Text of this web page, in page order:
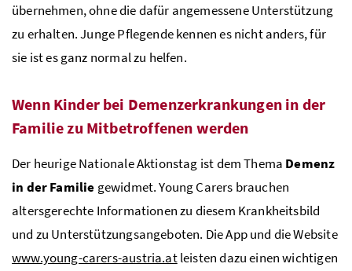
übernehmen, ohne die dafür angemessene Unterstützung
zu erhalten. Junge Pflegende kennen es nicht anders, für
sie ist es ganz normal zu helfen.
Wenn Kinder bei Demenzerkrankungen in der
Familie zu Mitbetroffenen werden
Der heurige Nationale Aktionstag ist dem Thema Demenz
in der Familie gewidmet.Young Carers brauchen
altersgerechte Informationen zu diesem Krankheitsbild
und zu Unterstützungsangeboten. DieAppund dieWebsite
www.young-carers-austria.atleisten dazu einen wichtigen